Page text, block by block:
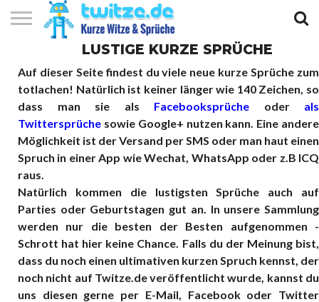
WITZE
SPRÜCHE
GEDICHTE
10
LUSTIGE KURZE SPRÜCHE
Auf dieser Seite findest du viele neue kurze Sprüche zum
totlachen! Natürlich ist keiner länger wie 140 Zeichen, so
dass man sie als Facebooksprüche oder als
Twittersprüche sowie Google+ nutzen kann. Eine andere
Möglichkeit ist der Versand per SMS oder man haut einen
Spruch in einer App wie Wechat, WhatsApp oder z.B ICQ
raus.
Natürlich kommen die lustigsten Sprüche auch auf
Parties oder Geburtstagen gut an. In unsere Sammlung
werden nur die besten der Besten aufgenommen -
Schrott hat hier keine Chance. Falls du der Meinung bist,
dass du noch einen ultimativen kurzen Spruch kennst, der
noch nicht auf Twitze.de veröffentlicht wurde, kannst du
uns diesen gerne per E-Mail, Facebook oder Twitter